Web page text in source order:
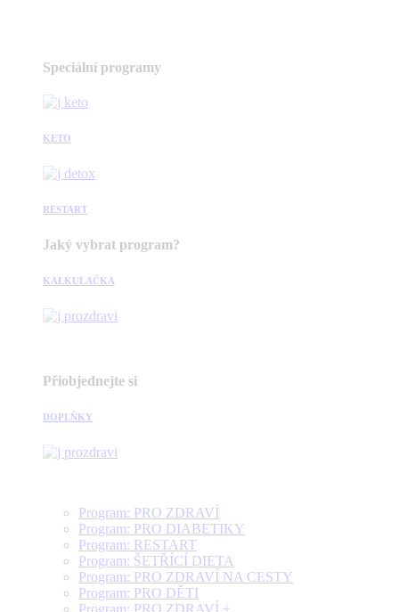
Speciální programy
KETO
RESTART
Jaký vybrat program?
KALKULAČKA
Přiobjednejte si
DOPLŇKY
Program: PRO ZDRAVÍ
Program: PRO DIABETIKY
Program: RESTART
Program: ŠETŘÍCÍ DIETA
Program: PRO ZDRAVÍ NA CESTY
Program: PRO DĚTI
Program: PRO ZDRAVÍ +